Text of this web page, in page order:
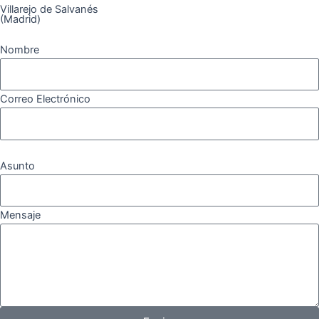
Villarejo de Salvanés
(Madrid)
Nombre
Correo Electrónico
Asunto
Mensaje